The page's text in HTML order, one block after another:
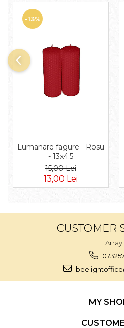
-13%
Lumanare fagure - Rosu
- 13x4.5
15,00 Lei
13,00 Lei
CUSTOMER
Array
MY